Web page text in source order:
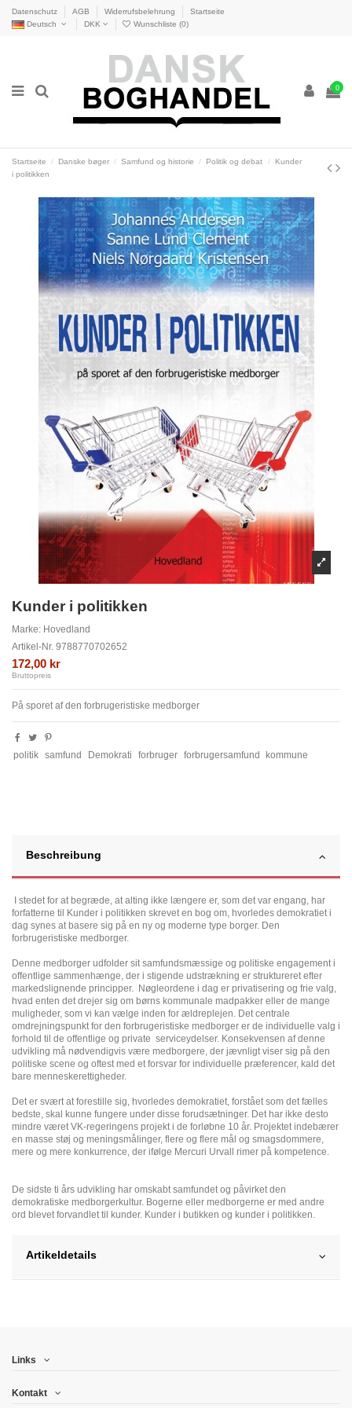
Datenschutz AGB Widerrufsbelehrung
Startseite
Deutsch
DKK Wunschliste (0)
0
Startseite Danske bøger Samfund og historie Politik og debat
Kunder
i politikken
Kunder i politikken
Marke: Hovedland
Artikel-Nr. 9788770702652
172,00 kr
Bruttopreis
På sporet af den forbrugeristiske medborger
politik samfund Demokrati forbruger forbrugersamfund kommune
Beschreibung
I stedet for at begræde, at alting ikke længere er, som det var engang, har
forfatterne til Kunder i politikken skrevet en bog om, hvorledes demokratiet i
dag synes at basere sig på en ny og moderne type borger. Den
forbrugeristiske medborger.
Denne medborger udfolder sit samfundsmæssige og politiske engagement i
offentlige sammenhænge, der i stigende udstrækning er struktureret efter
markedslignende principper. Nøgleordene i dag er privatisering og frie valg,
hvad enten det drejer sig om børns kommunale madpakker eller de mange
muligheder, som vi kan vælge inden for ældreplejen. Det centrale
omdrejningspunkt for den forbrugeristiske medborger er de individuelle valg i
forhold til de offentlige og private serviceydelser. Konsekvensen af denne
udvikling må nødvendigvis være medborgere, der jævnligt viser sig på den
politiske scene og oftest med et forsvar for individuelle præferencer, kald det
bare menneskerettigheder.
Det er svært at forestille sig, hvorledes demokratiet, forstået som det fælles
bedste, skal kunne fungere under disse forudsætninger. Det har ikke desto
mindre været VK-regeringens projekt i de forløbne 10 år. Projektet indebærer
en masse støj og meningsmålinger, flere og flere mål og smagsdommere,
mere og mere konkurrence, der ifølge Mercuri Urvall rimer på kompetence.
De sidste ti års udvikling har omskabt samfundet og påvirket den
demokratiske medborgerkultur. Bogerne eller medborgerne er med andre
ord blevet forvandlet til kunder. Kunder i butikken og kunder i politikken.
Artikeldetails
Links
Kontakt